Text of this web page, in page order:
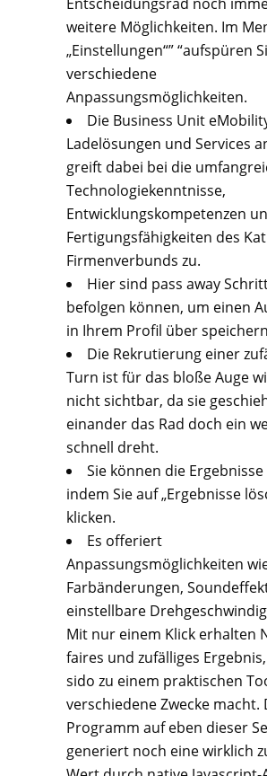
weitere Möglichkeiten. Im
„Einstellungen“” “aufspüren
verschiedene
Anpassungsmöglichkeiten.
Die Business Unit
Ladelösungen und Services
greift dabei bei die
Technologiekenntnisse,
Entwicklungskompetenzen
Fertigungsfähigkeiten des
Firmenverbunds zu.
Hier sind pass away
befolgen können, um einen
in Ihrem Profil über
Die Rekrutierung einer
Turn ist für das bloße Auge
nicht sichtbar, da sie
einander das Rad doch ein
schnell dreht.
Sie können die
indem Sie auf „Ergebnisse
klicken.
Es offeriert
Anpassungsmöglichkeiten
Farbänderungen,
einstellbare
Mit nur einem Klick erhalten
faires und zufälliges
sido zu einem praktischen
verschiedene Zwecke macht.
Programm auf eben dieser
generiert noch eine wirklich